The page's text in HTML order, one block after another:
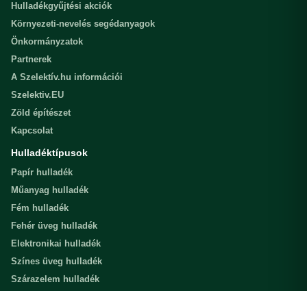
Hulladékgyűjtési akciók
Környezeti-nevelés segédanyagok
Önkormányzatok
Partnerek
A Szelektív.hu információi
Szelektiv.EU
Zöld építészet
Kapcsolat
Hulladéktípusok
Papír hulladék
Műanyag hulladék
Fém hulladék
Fehér üveg hulladék
Elektronikai hulladék
Színes üveg hulladék
Szárazelem hulladék